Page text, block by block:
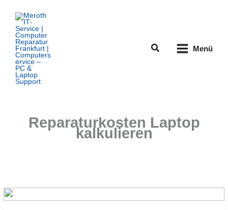
Inhalt
springen
Suchen Menü
Reparaturkosten Laptop
kalkulieren